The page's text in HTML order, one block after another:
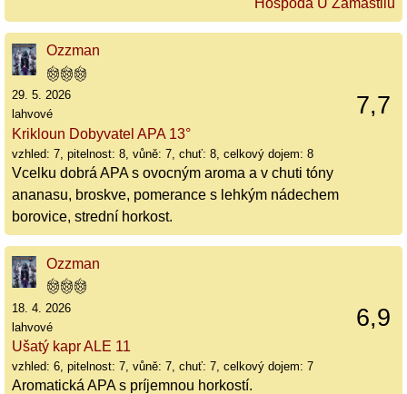
Hospoda U Zamastilů
Ozzman
7,7
29. 5. 2026
lahvové
Krikloun Dobyvatel APA 13°
vzhled: 7, pitelnost: 8, vůně: 7, chuť: 8, celkový dojem: 8
Vcelku dobrá APA s ovocným aroma a v chuti tóny
ananasu, broskve, pomerance s lehkým nádechem
borovice, strední horkost.
Ozzman
6,9
18. 4. 2026
lahvové
Ušatý kapr ALE 11
vzhled: 6, pitelnost: 7, vůně: 7, chuť: 7, celkový dojem: 7
Aromatická APA s príjemnou horkostí.